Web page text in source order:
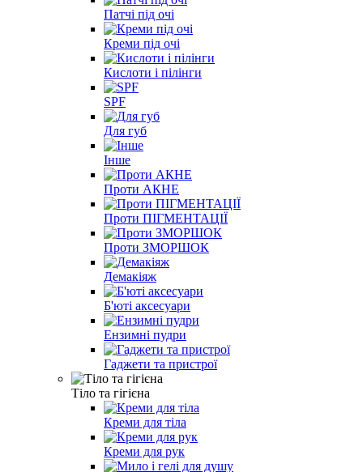
Патчі під очі
Креми під очі
Кислоти і пілінги
SPF
Для губ
Інше
Проти АКНЕ
Проти ПІГМЕНТАЦІЇ
Проти ЗМОРШОК
Демакіяж
Б'юті аксесуари
Ензимні пудри
Гаджети та пристрої
Тіло та гігієна
Креми для тіла
Креми для рук